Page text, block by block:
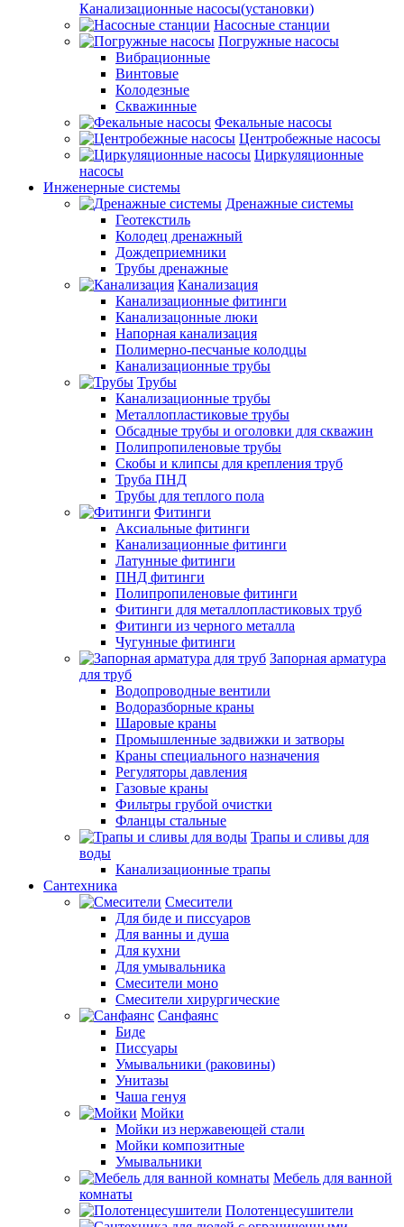
Канализационные насосы(установки)
Насосные станции
Погружные насосы
Вибрационные
Винтовые
Колодезные
Скважинные
Фекальные насосы
Центробежные насосы
Циркуляционные
насосы
Инженерные системы
Дренажные системы
Геотекстиль
Колодец дренажный
Дождеприемники
Трубы дренажные
Канализация
Канализационные фитинги
Канализацонные люки
Напорная канализация
Полимерно-песчаные колодцы
Канализационные трубы
Трубы
Канализационные трубы
Металлопластиковые трубы
Обсадные трубы и оголовки для скважин
Полипропиленовые трубы
Скобы и клипсы для крепления труб
Труба ПНД
Трубы для теплого пола
Фитинги
Аксиальные фитинги
Канализационные фитинги
Латунные фитинги
ПНД фитинги
Полипропиленовые фитинги
Фитинги для металлопластиковых труб
Фитинги из черного металла
Чугунные фитинги
Запорная арматура
для труб
Водопроводные вентили
Водоразборные краны
Шаровые краны
Промышленные задвижки и затворы
Краны специального назначения
Регуляторы давления
Газовые краны
Фильтры грубой очистки
Фланцы стальные
Трапы и сливы для
воды
Канализационные трапы
Сантехника
Смесители
Для биде и писсуаров
Для ванны и душа
Для кухни
Для умывальника
Смесители моно
Смесители хирургические
Санфаянс
Биде
Писсуары
Умывальники (раковины)
Унитазы
Чаша генуя
Мойки
Мойки из нержавеющей стали
Мойки композитные
Умывальники
Мебель для ванной
комнаты
Полотенцесушители